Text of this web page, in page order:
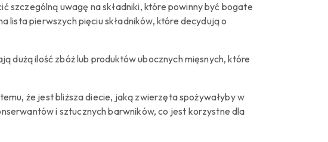
szczególną uwagę na składniki, które powinny być bogate
lista pierwszych pięciu składników, które decydują o
dużą ilość zbóż lub produktów ubocznych mięsnych, które
że jest bliższa diecie, jaką zwierzęta spożywałyby w
i sztucznych barwników, co jest korzystne dla